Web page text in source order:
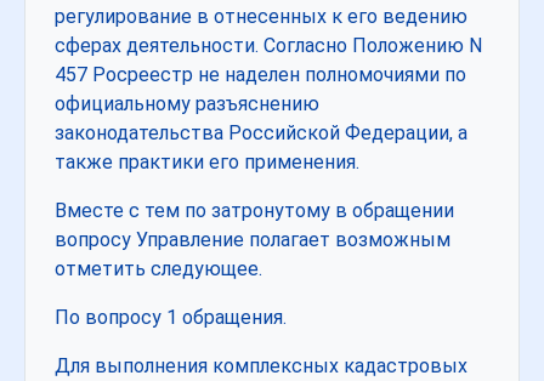
регулирование в отнесенных к его ведению
сферах деятельности. Согласно Положению N
457 Росреестр не наделен полномочиями по
официальному разъяснению
законодательства Российской Федерации, а
также практики его применения.
Вместе с тем по затронутому в обращении
вопросу Управление полагает возможным
отметить следующее.
По вопросу 1 обращения.
Для выполнения комплексных кадастровых